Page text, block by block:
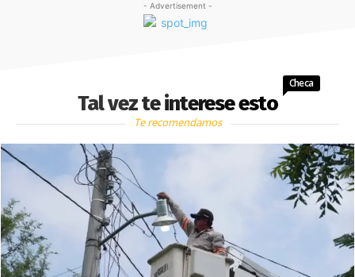
- Advertisement -
Tal vez te interese esto
Checa
Te recomendamos